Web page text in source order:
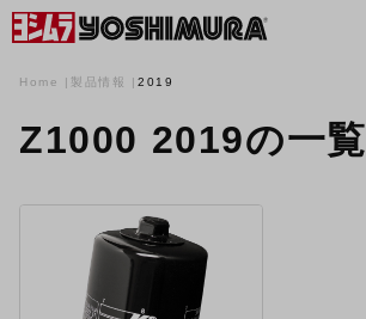
Home 製品情報 2019
Z1000 2019の一覧